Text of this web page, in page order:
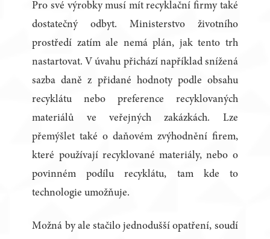
Pro své výrobky musí mít recyklační firmy také
dostatečný odbyt. Ministerstvo životního
prostředí zatím ale nemá plán, jak tento trh
nastartovat. V úvahu přichází například snížená
sazba daně z přidané hodnoty podle obsahu
recyklátu nebo preference recyklovaných
materiálů ve veřejných zakázkách. Lze
přemýšlet také o daňovém zvýhodnění firem,
které používají recyklované materiály, nebo o
povinném podílu recyklátu, tam kde to
technologie umožňuje.
Možná by ale stačilo jednodušší opatření, soudí